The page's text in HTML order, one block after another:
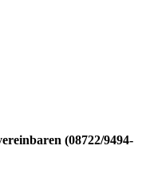
(08722/9494-